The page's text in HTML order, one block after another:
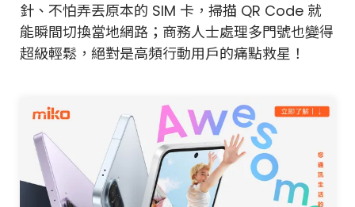
針、不怕弄丟原本的 SIM 卡，掃描 QR Code 就
能瞬間切換當地網路；商務人士處理多門號也變得
超級輕鬆，絕對是高頻行動用戶的痛點救星！